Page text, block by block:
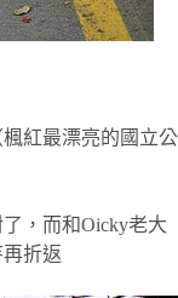
紅最漂亮的國立公
，而和Oicky老大
折返